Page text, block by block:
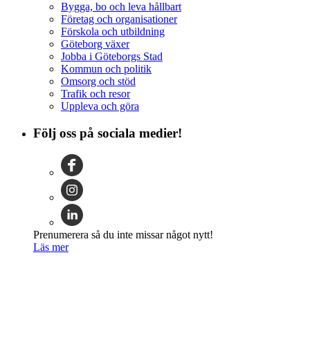
Bygga, bo och leva hållbart
Företag och organisationer
Förskola och utbildning
Göteborg växer
Jobba i Göteborgs Stad
Kommun och politik
Omsorg och stöd
Trafik och resor
Uppleva och göra
Följ oss på sociala medier!
Prenumerera så du inte missar något nytt!
Läs mer